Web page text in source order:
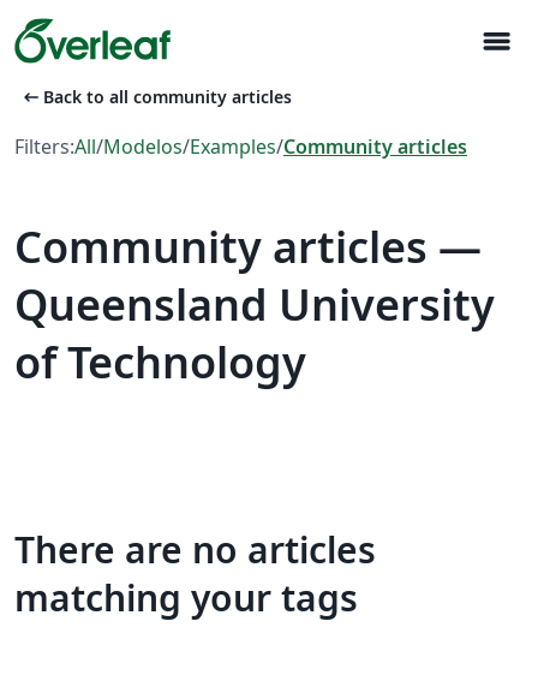
menu
arrow_left_alt Back to all community articles
Filters:All/Modelos/Examples/Community articles
Community articles —
Queensland University
of Technology
There are no articles
matching your tags